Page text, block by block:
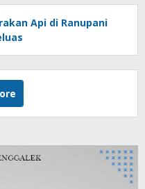
Api di Ranupani